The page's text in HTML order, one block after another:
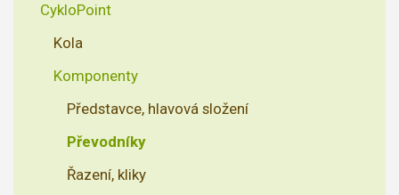
CykloPoint
Kola
Komponenty
Představce, hlavová složení
Převodníky
Řazení, kliky